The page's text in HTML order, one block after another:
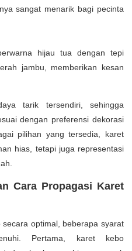
sangat menarik bagi pecinta
hijau tua dengan tepi
jambu, memberikan kesan
tarik tersendiri, sehingga
dengan preferensi dekorasi
pilihan yang tersedia, karet
hias, tetapi juga representasi
Cara Propagasi Karet
optimal, beberapa syarat
Pertama, karet kebo